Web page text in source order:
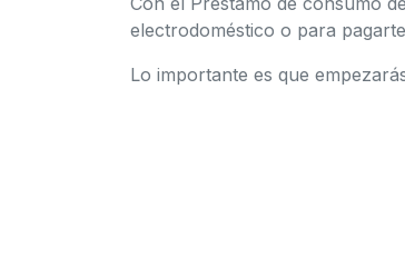
electrodoméstico o para
Lo importante es que